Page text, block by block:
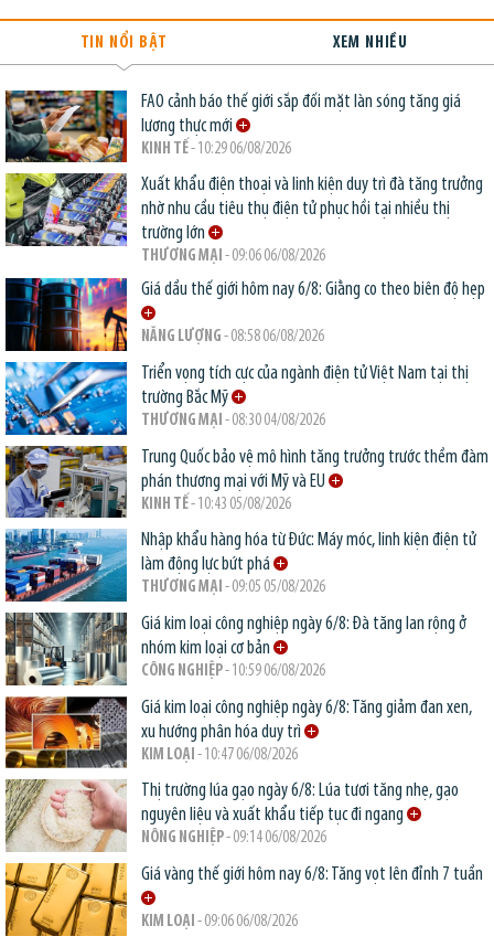
TIN NỔI BẬT XEM NHIỀU
FAO cảnh báo thế giới sắp đối mặt làn sóng tăng giá
lương thực mới
KINH TẾ- 10:29 06/08/2026
Xuất khẩu điện thoại và linh kiện duy trì đà tăng trưởng
nhờ nhu cầu tiêu thụ điện tử phục hồi tại nhiều thị
trường lớn
THƯƠNG MẠI - 09:06 06/08/2026
Giá dầu thế giới hôm nay 6/8: Giằng co theo biên độ hẹp
NĂNG LƯỢNG - 08:58 06/08/2026
Triển vọng tích cực của ngành điện tử Việt Nam tại thị
trường Bắc Mỹ
THƯƠNG MẠI - 08:30 04/08/2026
Trung Quốc bảo vệ mô hình tăng trưởng trước thềm đàm
phán thương mại với Mỹ và EU
KINH TẾ- 10:43 05/08/2026
Nhập khẩu hàng hóa từ Đức: Máy móc, linh kiện điện tử
làm động lực bứt phá
THƯƠNG MẠI - 09:05 05/08/2026
Giá kim loại công nghiệp ngày 6/8: Đà tăng lan rộng ở
nhóm kim loại cơ bản
CÔNG NGHIỆP- 10:59 06/08/2026
Giá kim loại công nghiệp ngày 6/8: Tăng giảm đan xen,
xu hướng phân hóa duy trì
KIM LOẠI - 10:47 06/08/2026
Thị trường lúa gạo ngày 6/8: Lúa tươi tăng nhẹ, gạo
nguyên liệu và xuất khẩu tiếp tục đi ngang
NÔNG NGHIỆP- 09:14 06/08/2026
Giá vàng thế giới hôm nay 6/8: Tăng vọt lên đỉnh 7 tuần
KIM LOẠI - 09:06 06/08/2026